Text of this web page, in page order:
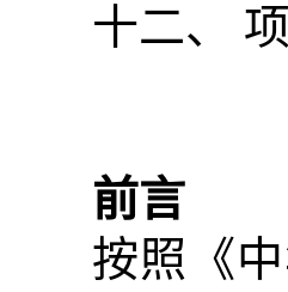
十二、
前言
按照《